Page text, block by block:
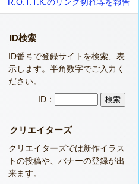
R.O.T.T.K.のリンク切れ等を報告
ID検索
ID番号で登録サイトを検索、表
示します。半角数字でご入力く
ださい。
ID：
クリエイターズ
クリエイターズでは新作イラス
トの投稿や、バナーの登録が出
来ます。